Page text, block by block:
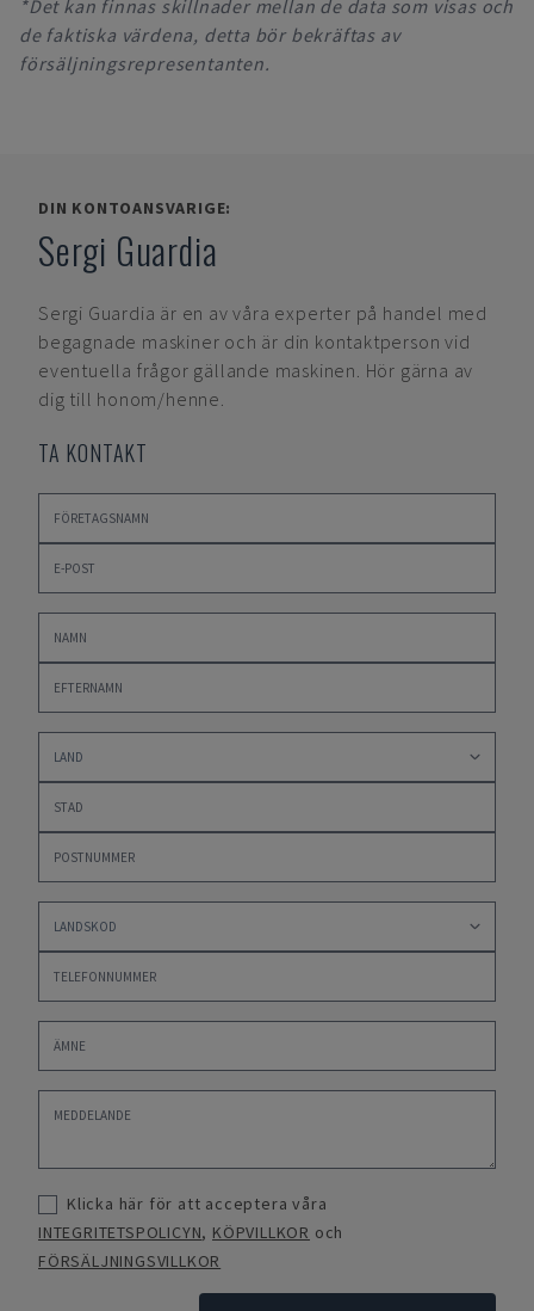
*Det kan finnas skillnader mellan de data som visas och
de faktiska värdena, detta bör bekräftas av
försäljningsrepresentanten.
DIN KONTOANSVARIGE:
Sergi Guardia
Sergi Guardia är en av våra experter på handel med
begagnade maskiner och är din kontaktperson vid
eventuella frågor gällande maskinen. Hör gärna av
dig till honom/henne.
TA KONTAKT
Klicka här för att acceptera våra
INTEGRITETSPOLICYN, KÖPVILLKOR och
FÖRSÄLJNINGSVILLKOR